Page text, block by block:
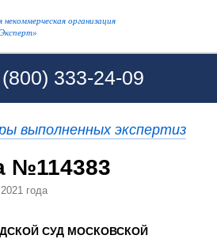
организация
333-24-09
выполненных экспертиз
№114383
года
СУД МОСКОВСКОЙ